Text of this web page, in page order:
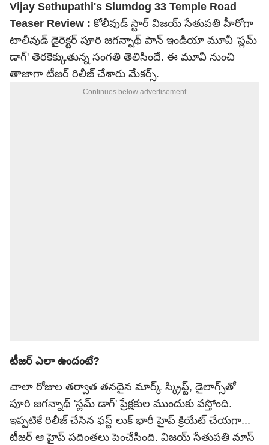
Vijay Sethupathi's Slumdog 33 Temple Road
Teaser Review : కోలీవుడ్ స్టార్ విజయ్ సేతుపతి హీరోగా
టాలీవుడ్ డైరెక్టర్ పూరి జగన్నాథ్ పాన్ ఇండియా మూవీ 'స్లమ్
డాగ్' తెరకెక్కుతున్న సంగతి తెలిసిందే. ఈ మూవీ నుంచి
తాజాగా టీజర్ రిలీజ్ చేశారు మేకర్స్.
Continues below advertisement
టీజర్ ఎలా ఉందంటే?
చాలా రోజుల తర్వాత తనదైన మార్క్‌ స్క్రిప్ట్, డైలాగ్స్‌తో
పూరి జగన్నాథ్ 'స్లమ్ డాగ్' ప్రేక్షకుల ముందుకు వస్తోంది.
ఇప్పటికే రిలీజ్ చేసిన ఫస్ట్ లుక్ భారీ హైప్ క్రియేట్ చేయగా...
టీజర్ ఆ హైప్ పదింతలు పెంచేసింది. విజయ్ సేతుపతి మాస్